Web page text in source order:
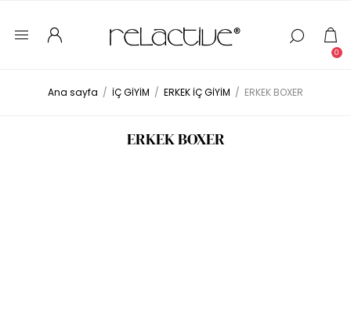
0
Ana sayfa / İÇ GİYİM / ERKEK İÇ GİYİM / ERKEK BOXER
ERKEK BOXER